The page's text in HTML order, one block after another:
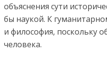
объяснения сути
бы наукой. К
и философия, поскольку
человека.